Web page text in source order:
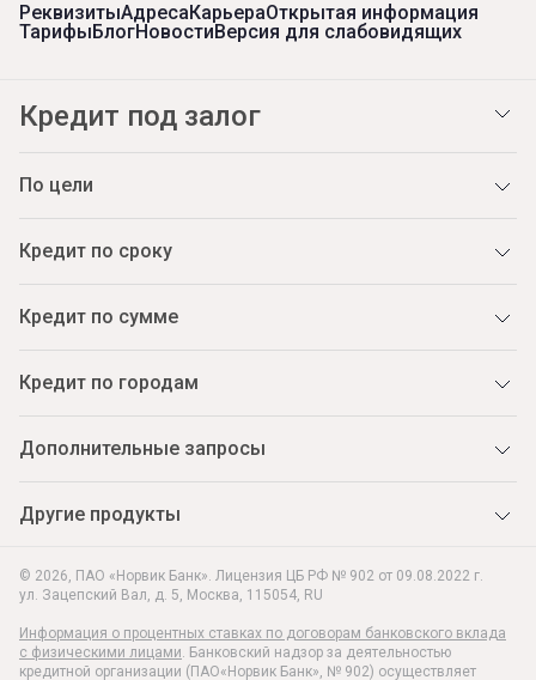
© 2026, ПАО «Норвик Банк». Лицензия ЦБ РФ № 902 от 09.08.2022 г.
ул. Зацепский Вал, д. 5, Москва, 115054, RU
Информация о процентных ставках по договорам банковского вклада
с физическими лицами. Банковский надзор за деятельностью
кредитной организации (ПАО«Норвик Банк», № 902) осуществляет
РеквизитыАдресаКарьераОткрытая информация
ТарифыБлогНовостиВерсия для слабовидящих
Кредит под залог
По цели
Кредит по сроку
Кредит по сумме
Кредит по городам
Дополнительные запросы
Другие продукты